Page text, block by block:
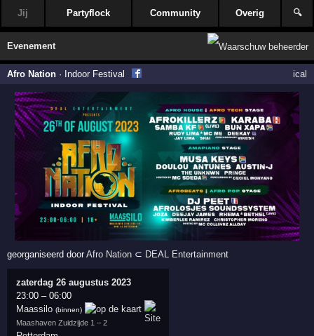
Jij Partyflock Community Overig 🔍
Evenement
Afro Nation · Indoor Festival ical
georganiseerd doorAfro Nation ⊂ DEAL Entertainment
zaterdag 26 augustus 2023
23:00 –06:00
Maassilo (binnen)
Maashaven Zuidzijde 1 – 2